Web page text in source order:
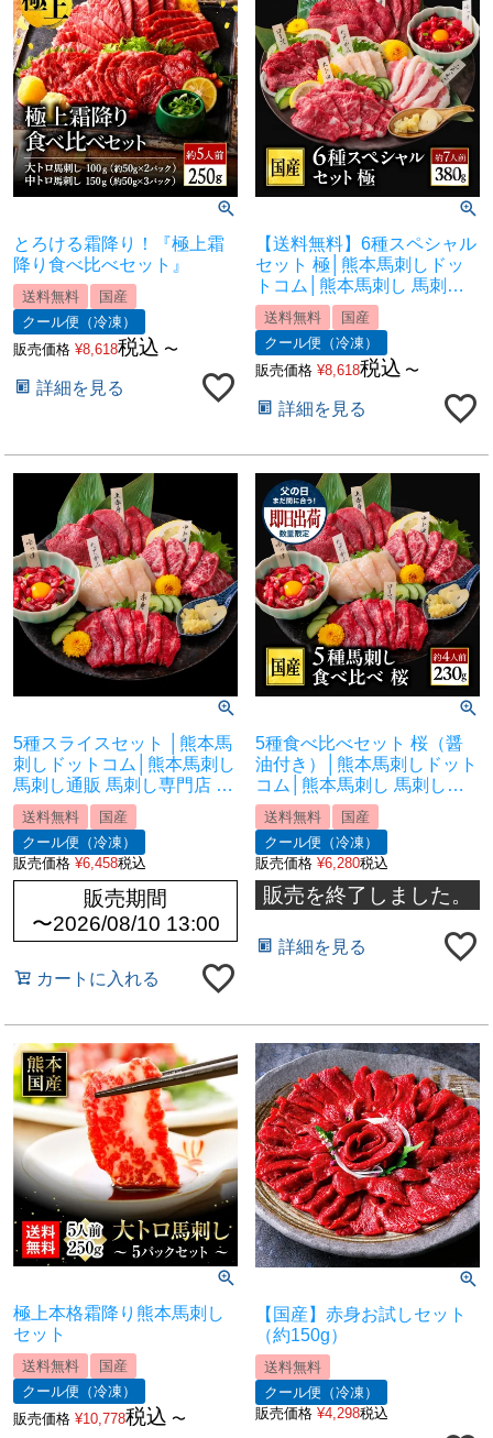
とろける霜降り！『極上霜
降り食べ比べセット』
送料無料
国産
クール便（冷凍）
販売価格 ¥8,618税込 〜
詳細を見る
【送料無料】6種スペシャル
セット 極│熊本馬刺しドッ
トコム│熊本馬刺し 馬刺し
通販 馬刺し専門店 馬刺しお
取り寄せ 利他フーズ
送料無料
国産
クール便（冷凍）
販売価格 ¥8,618税込 〜
詳細を見る
5種スライスセット │熊本馬
刺しドットコム│熊本馬刺し
馬刺し通販 馬刺し専門店 馬
刺しお取り寄せ 利他フーズ
送料無料
国産
クール便（冷凍）
販売価格 ¥6,458税込
販売期間
〜2026/08/10 13:00
カートに入れる
5種食べ比べセット 桜（醤
油付き）│熊本馬刺しドット
コム│熊本馬刺し 馬刺し通
販 馬刺し専門店 馬刺しお取
り寄せ 利他フーズ
送料無料
国産
クール便（冷凍）
販売価格 ¥6,280税込
販売を終了しました。
詳細を見る
極上本格霜降り熊本馬刺し
セット
送料無料
国産
クール便（冷凍）
販売価格 ¥10,778税込 〜
【国産】赤身お試しセット
（約150g）
送料無料
クール便（冷凍）
販売価格 ¥4,298税込